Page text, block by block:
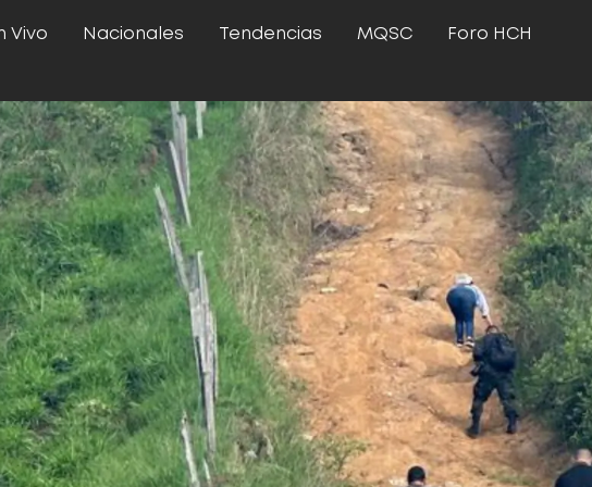
Vivo Nacionales Tendencias MQSC Foro HCH